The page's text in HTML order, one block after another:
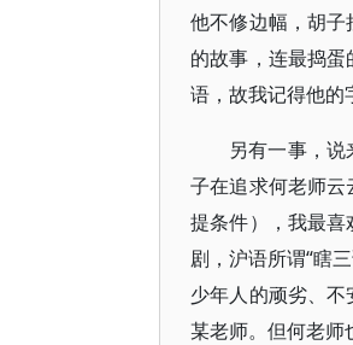
他不修边幅，胡
的故事，连最捣
语，故我记得他的
另有一事，
子在追求何老师
提条件），我最
剧，沪语所谓“瞎
少年人的顽劣、
某老师。但何老师